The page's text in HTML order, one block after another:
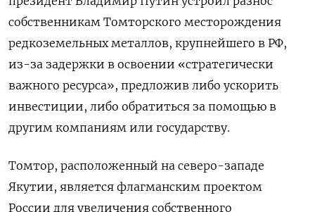
собственникам Томторского месторождения
редкоземельных металлов, крупнейшего в РФ,
из-за задержки в освоении «стратегически
важного ресурса», предложив либо ускорить
инвестиции, либо обратиться за помощью в
другим компаниям или государству.
Томтор, расположенный на северо-западе
Якутии, является флагманским проектом
России для увеличения собственного